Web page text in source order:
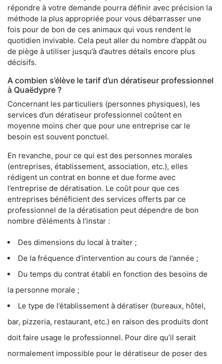
répondre à votre demande pourra définir avec précision la
méthode la plus appropriée pour vous débarrasser une
fois pour de bon de ces animaux qui vous rendent le
quotidien invivable. Cela peut aller du nombre d’appât ou
de piège à utiliser jusqu’à d’autres détails encore plus
décisifs.
A combien s’élève le tarif d’un dératiseur professionnel
à Quaëdypre ?
Concernant les particuliers (personnes physiques), les
services d’un dératiseur professionnel coûtent en
moyenne moins cher que pour une entreprise car le
besoin est souvent ponctuel.
En revanche, pour ce qui est des personnes morales
(entreprises, établissement, association, etc.), elles
rédigent un contrat en bonne et due forme avec
l’entreprise de dératisation. Le coût pour que ces
entreprises bénéficient des services offerts par ce
professionnel de la dératisation peut dépendre de bon
nombre d’éléments à l'instar :
Des dimensions du local à traiter ;
De la fréquence d’intervention au cours de l’année ;
Du temps du contrat établi en fonction des besoins de
la personne morale ;
Le type de l’établissement à dératiser (bureaux, hôtel,
bar, pizzeria, restaurant, etc.) en raison des produits dont
doit faire usage le professionnel. Pour dire qu’il serait
normalement impossible pour le dératiseur de poser des